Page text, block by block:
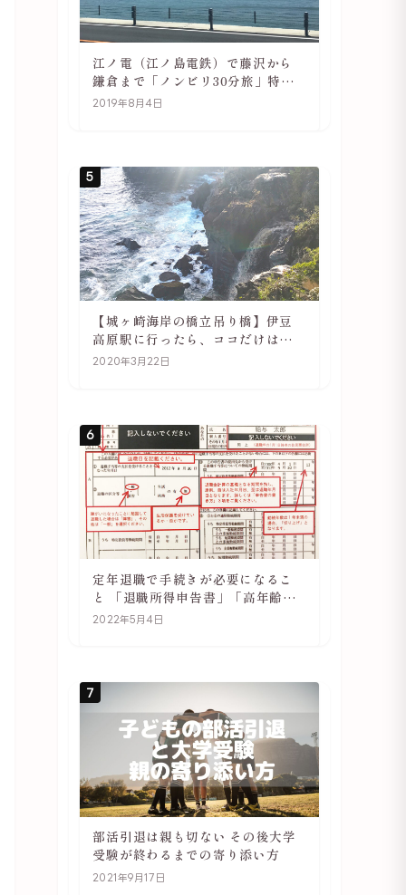
江ノ電（江ノ島電鉄）で藤沢から
鎌倉まで「ノンビリ30分旅」特徴
や駅の様子
2019年8月4日
5
【城ヶ崎海岸の橋立吊り橋】伊豆
高原駅に行ったら、ココだけは必
ず訪れてほしい
2020年3月22日
6
定年退職で手続きが必要になるこ
と 「退職所得申告書」「高年齢雇
用継続基本給付金受給資格確認」
2022年5月4日
7
部活引退は親も切ない その後大学
受験が終わるまでの寄り添い方
2021年9月17日